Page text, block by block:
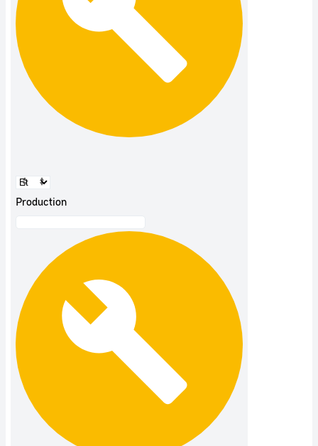
Production